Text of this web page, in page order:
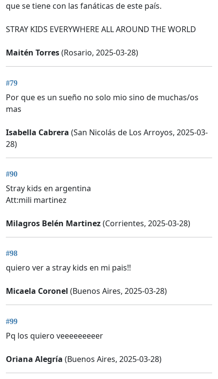
que se tiene con las fanáticas de este país.
STRAY KIDS EVERYWHERE ALL AROUND THE WORLD
Maitén Torres(Rosario, 2025-03-28)
#79
Por que es un sueño no solo mio sino de muchas/os
mas
Isabella Cabrera (San Nicolás de Los Arroyos, 2025-03-
28)
#90
Stray kids en argentina
Att:mili martinez
Milagros Belén Martinez(Corrientes, 2025-03-28)
#98
quiero ver a stray kids en mi pais!!
Micaela Coronel (Buenos Aires, 2025-03-28)
#99
Pq los quiero veeeeeeeeer
Oriana Alegría (Buenos Aires, 2025-03-28)